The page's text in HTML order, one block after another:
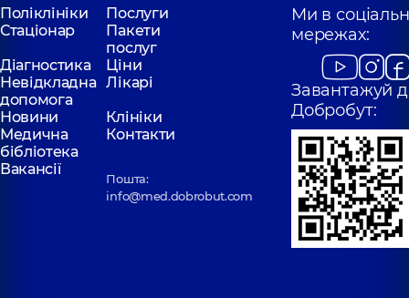
Поліклініки
Послуги
Стаціонар
Пакети
послуг
Діагностика
Ціни
Невідкладна
допомога
Лікарі
Новини
Клініки
Медична
бібліотека
Контакти
Вакансії
Пошта:
info@med.dobrobut.com
Ми в
мережах:
Завантажуй
Добробут: